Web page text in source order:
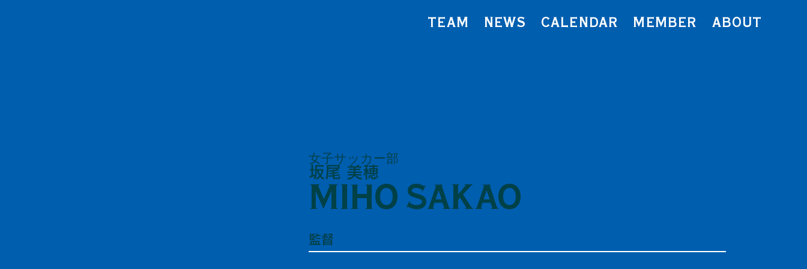
TEAM NEWS CALENDAR MEMBER ABOUT
女子サッカー部
坂尾 美穂
MIHO SAKAO
監督